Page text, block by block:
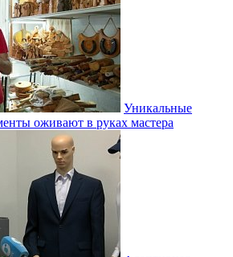
Уникальные
оживают в руках мастера